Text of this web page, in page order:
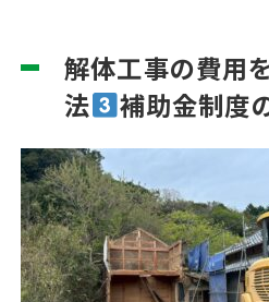
解体工事の費用
法
補助金制度